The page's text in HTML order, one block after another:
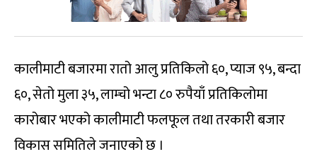
कालीमाटी बजारमा रातो आलु प्रतिकिलो ६०, प्याज ९५, बन्दा
६०, सेतो मुला ३५, लाम्चो भन्टा ८० रुपैयाँ प्रतिकिलोमा
कारोबार भएको कालीमाटी फलफूल तथा तरकारी बजार
विकास समितिले जनाएको छ ।